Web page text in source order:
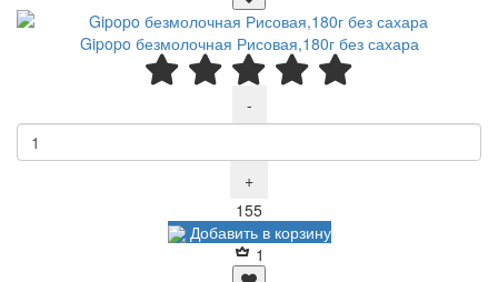
Gipopo безмолочная Рисовая,180г без сахара
-
+
155Р
Добавить в корзину
1